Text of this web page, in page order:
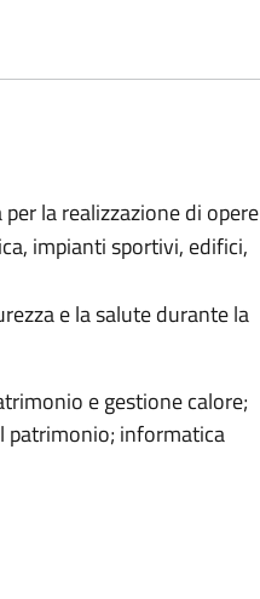
la realizzazione di opere
impianti sportivi, edifici,
e la salute durante la
e gestione calore;
patrimonio; informatica